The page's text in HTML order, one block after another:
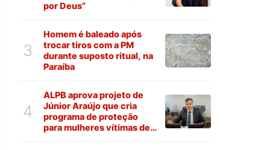
por Deus”
3
Homem é baleado após
trocar tiros com a PM
durante suposto ritual, na
Paraíba
4
ALPB aprova projeto de
Júnior Araújo que cria
programa de proteção
para mulheres vítimas de